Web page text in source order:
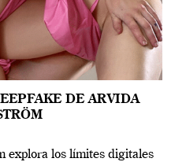
DE ARVIDA
explora los límites digitales